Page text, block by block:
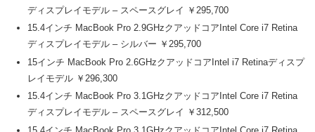
ディスプレイモデル – スペースグレイ ￥295,700
15.4インチ MacBook Pro 2.9GHzクアッドコアIntel Core i7 Retina
ディスプレイモデル – シルバー ￥295,700
15インチ MacBook Pro 2.6GHzクアッドコアIntel i7 Retinaディスプ
レイモデル ￥296,300
15.4インチ MacBook Pro 3.1GHzクアッドコアIntel Core i7 Retina
ディスプレイモデル – スペースグレイ ￥312,500